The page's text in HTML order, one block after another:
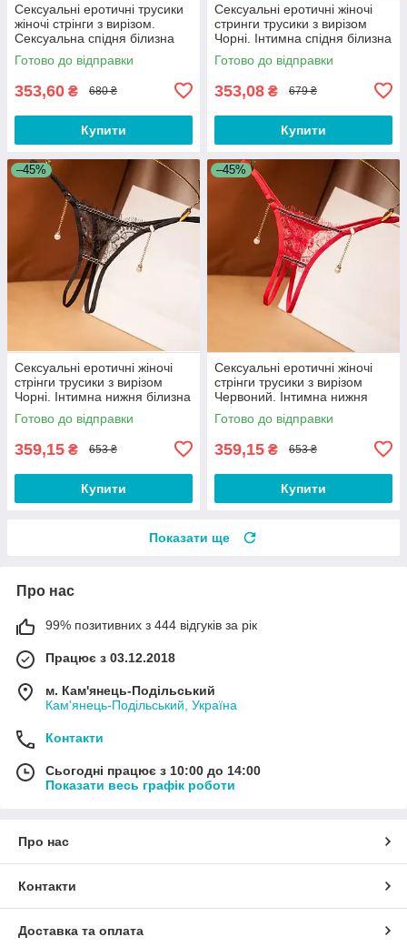
Сексуальні еротичні трусики
жіночі стрінги з вирізом.
Сексуальна спідня білизна
одяг для рольових ігор X3N
Готово до відправки
353,60 ₴ 680 ₴
Купити
Сексуальні еротичні жіночі
стринги трусики з вирізом
Чорні. Інтимна спідня білизна
жіноча Voosi
Готово до відправки
353,08 ₴ 679 ₴
Купити
–45%
Сексуальні еротичні жіночі
стрінги трусики з вирізом
Чорні. Інтимна нижня білизна
KD2B
Готово до відправки
359,15 ₴ 653 ₴
Купити
–45%
Сексуальні еротичні жіночі
стрінги трусики з вирізом
Червоний. Інтимна нижня
білизна KD2R
Готово до відправки
359,15 ₴ 653 ₴
Купити
Показати ще
Про нас
99% позитивних з 444 відгуків за рік
Працює з 03.12.2018
м. Кам'янець-Подільський
Кам'янець-Подільський, Україна
Контакти
Сьогодні працює з 10:00 до 14:00
Показати весь графік роботи
Про нас
Контакти
Доставка та оплата